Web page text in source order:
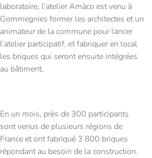
laboratoire, l’atelier Amàco est venu à
Gommegnies former les architectes et un
animateur de la commune pour lancer
l’atelier participatif, et fabriquer en local
les briques qui seront ensuite intégrées
au bâtiment.
En un mois, près de 300 participants
sont venus de plusieurs régions de
France et ont fabriqué 3 800 briques
répondant au besoin de la construction.